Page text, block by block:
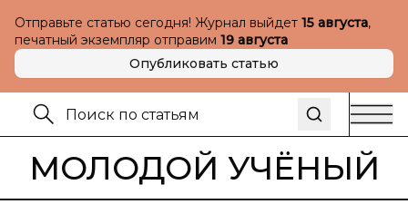
Отправьте статью сегодня! Журнал выйдет 15 августа,
печатный экземпляр отправим 19 августа
Опубликовать статью
МОЛОДОЙ УЧЁНЫЙ